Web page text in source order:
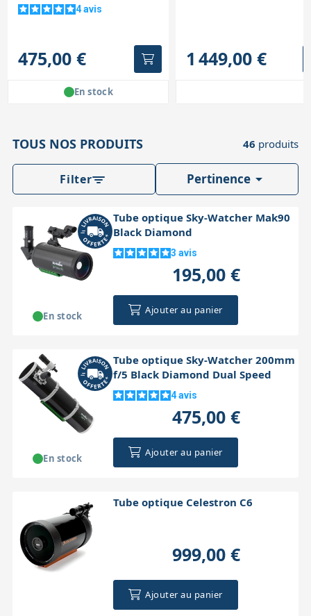
4avis
475,00 €
En stock
1 449,00 €
TOUS NOS PRODUITS 46 produits
Filter Pertinence 
Tube optique Sky-Watcher Mak90
Black Diamond
3 avis
195,00 €
Ajouter au panier
En stock
Tube optique Sky-Watcher 200mm
f/5 Black Diamond Dual Speed
4avis
475,00 €
Ajouter au panier
En stock
Tube optique Celestron C6
999,00 €
Ajouter au panier